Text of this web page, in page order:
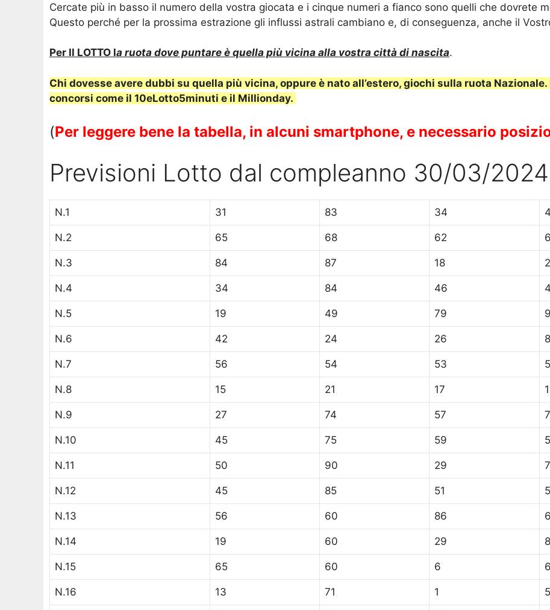
Cercate più in basso il numero della vostra giocata e i cinque numeri a fianco sono quelli che dovrete
Questo perché per la prossima estrazione gli influssi astrali cambiano e, di conseguenza, anche il
Per Il LOTTO la ruota dove puntare è quella più vicina alla vostra città di nascita.
Chi dovesse avere dubbi su quella più vicina, oppure è nato all’estero, giochi sulla ruota Nazionale.
concorsi come il 10eLotto5minuti e il Millionday.
(Per leggere bene la tabella, in alcuni smartphone, e necessario
Previsioni Lotto dal compleanno 30/03/2024
N.1 31 83 34
N.2 65 68 62
N.3 84 87 18
N.4 34 84 46 4
N.5 19 49 79 9
N.6 42 24 26
N.7 56 54 53
N.8 15 21 17
N.9 27 74 57
N.10 45 75 59
N.11 50 90 29
N.12 45 85 51
N.13 56 60 86
N.14 19 60 29
N.15 65 60 6
N.16 13 71 1